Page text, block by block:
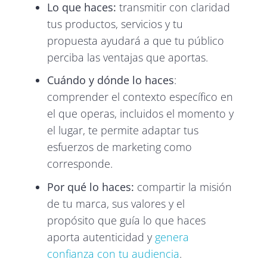
Lo que haces: transmitir con claridad
tus productos, servicios y tu
propuesta ayudará a que tu público
perciba las ventajas que aportas.
Cuándo y dónde lo haces:
comprender el contexto específico en
el que operas, incluidos el momento y
el lugar, te permite adaptar tus
esfuerzos de marketing como
corresponde.
Por qué lo haces: compartir la misión
de tu marca, sus valores y el
propósito que guía lo que haces
aporta autenticidad ygenera
confianza con tu audiencia.